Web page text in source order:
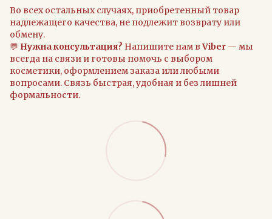
Во всех остальных случаях, приобретенный товар
надлежащего качества, не подлежит возврату или
обмену.
💬 Нужна консультация? Напишите нам вViber — мы
всегда на связи и готовы помочь с выбором
косметики, оформлением заказа или любыми
вопросами. Связь быстрая, удобная и без лишней
формальности.